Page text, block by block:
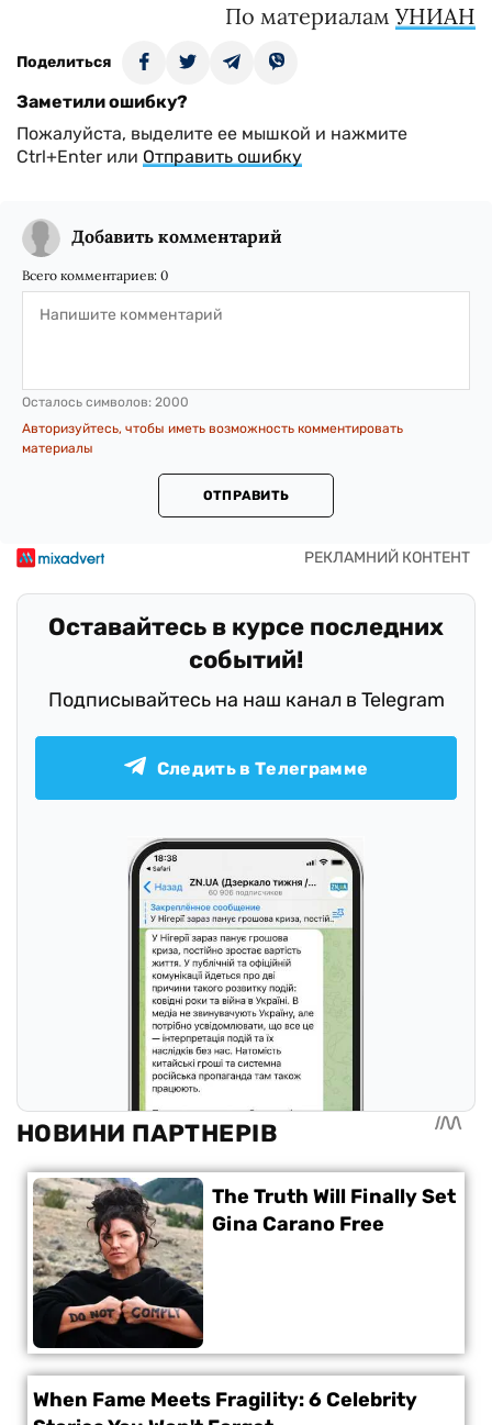
По материалам УНИАН
Поделиться
Заметили ошибку?
Пожалуйста, выделите ее мышкой и нажмите
Ctrl+Enter или Отправить ошибку
Добавить комментарий
Всего комментариев: 0
Осталось символов: 2000
Авторизуйтесь, чтобы иметь возможность комментировать
материалы
ОТПРАВИТЬ
Оставайтесь в курсе последних
событий!
Подписывайтесь на наш канал в Telegram
Следить в Телеграмме